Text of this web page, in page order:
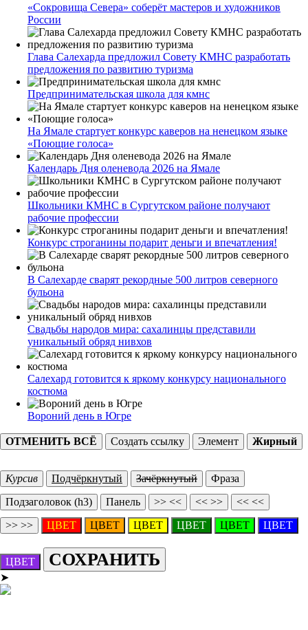
«Сокровища Севера» соберёт мастеров и художников
России
Глава Салехарда предложил Совету КМНС разработать
предложения по развитию туризма
Предпринимательская школа для кмнс
На Ямале стартует конкурс каверов на ненецком языке
«Поющие голоса»
Календарь Дня оленевода 2026 на Ямале
Школьники КМНС в Сургутском районе получают
рабочие профессии
Конкурс строганины подарит деньги и впечатления!
В Салехарде сварят рекордные 500 литров северного
бульона
Свадьбы народов мира: сахалинцы представили
уникальный обряд нивхов
Салехард готовится к яркому конкурсу национального
костюма
Вороний день в Югре
ОТМЕНИТЬ ВСЁ Создать ссылку Элемент Жирный
Курсив Подчёркнутый Зачёркнутый
Фраза
Подзаголовок (h3)
Панель >> << << >>
<< <<
>> >>
ЦВЕТ ЦВЕТ ЦВЕТ ЦВЕТ ЦВЕТ ЦВЕТ
ЦВЕТ СОХРАНИТЬ
➤